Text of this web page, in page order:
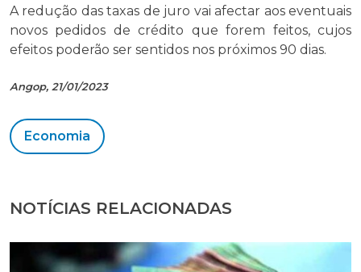
A redução das taxas de juro vai afectar aos eventuais
novos pedidos de crédito que forem feitos, cujos
efeitos poderão ser sentidos nos próximos 90 dias.
Angop, 21/01/2023
Economia
NOTÍCIAS RELACIONADAS